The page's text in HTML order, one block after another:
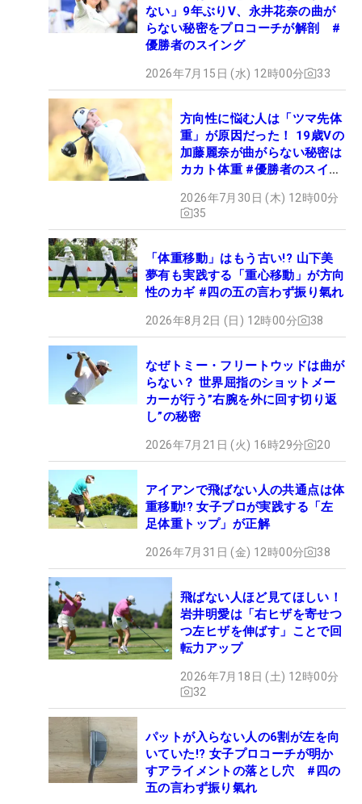
ない」9年ぶりV、永井花奈の曲が
らない秘密をプロコーチが解剖 #
優勝者のスイング
2026年7月15日 (水) 12時00分 33
方向性に悩む人は「ツマ先体
重」が原因だった！ 19歳Vの
加藤麗奈が曲がらない秘密は
カカト体重 #優勝者のスイン
2026年7月30日 (木) 12時00分
35
「体重移動」はもう古い!? 山下美
夢有も実践する「重心移動」が方向
性のカギ #四の五の言わず振り氣れ
2026年8月2日 (日) 12時00分 38
なぜトミー・フリートウッドは曲が
らない？ 世界屈指のショットメー
カーが行う”右腕を外に回す切り返
し”の秘密
2026年7月21日 (火) 16時29分 20
アイアンで飛ばない人の共通点は体
重移動!? 女子プロが実践する「左
足体重トップ」が正解
2026年7月31日 (金) 12時00分 38
飛ばない人ほど見てほしい！
岩井明愛は「右ヒザを寄せつ
つ左ヒザを伸ばす」ことで回
転力アップ
2026年7月18日 (土) 12時00分
32
パットが入らない人の6割が左を向
いていた!? 女子プロコーチが明か
すアライメントの落とし穴 #四の
五の言わず振り氣れ